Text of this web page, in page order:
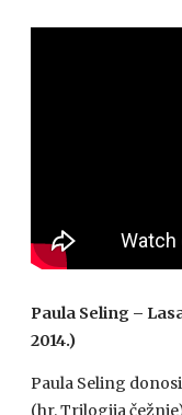
Paula Seling –
2014.)
Paula Seling
(hr. Trilogija